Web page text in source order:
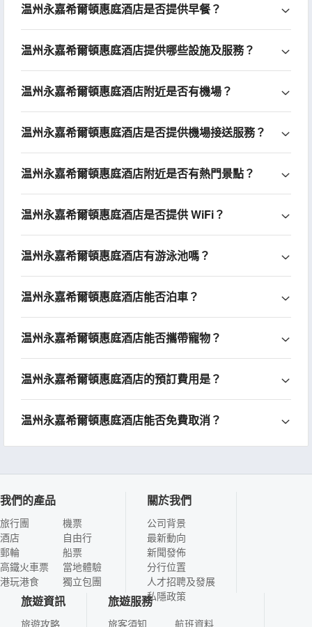
温州永嘉希爾頓惠庭酒店是否提供早餐？
温州永嘉希爾頓惠庭酒店提供哪些設施及服務？
温州永嘉希爾頓惠庭酒店附近是否有機場？
温州永嘉希爾頓惠庭酒店是否提供機場接送服務？
温州永嘉希爾頓惠庭酒店附近是否有熱門景點？
温州永嘉希爾頓惠庭酒店是否提供 WiFi？
温州永嘉希爾頓惠庭酒店有游泳池嗎？
温州永嘉希爾頓惠庭酒店能否泊車？
温州永嘉希爾頓惠庭酒店能否攜帶寵物？
温州永嘉希爾頓惠庭酒店的預訂費用是？
温州永嘉希爾頓惠庭酒店能否免費取消？
我們的產品
旅行團
酒店
郵輪
高鐵火車票
港玩港食
機票
自由行
船票
當地體驗
獨立包團
關於我們
公司背景
最新動向
新聞發佈
分行位置
人才招聘及發展
私隱政策
旅遊資訊
旅遊攻略
旅遊服務
旅客須知
航班資料